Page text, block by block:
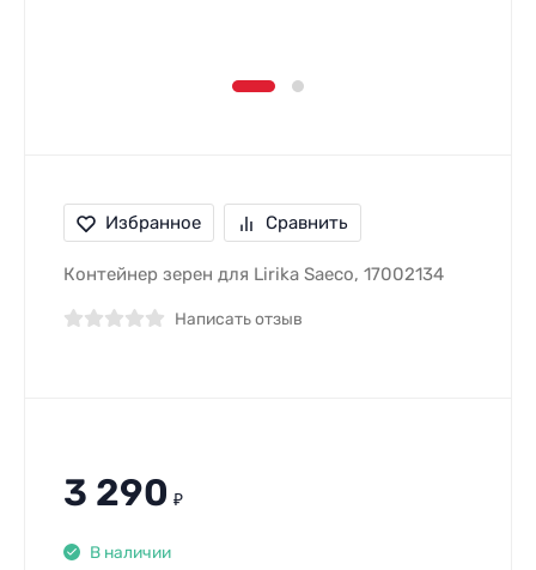
Избранное Сравнить
Контейнер зерен для Lirika Saeco, 17002134
Написать отзыв
3 290 ₽
В наличии